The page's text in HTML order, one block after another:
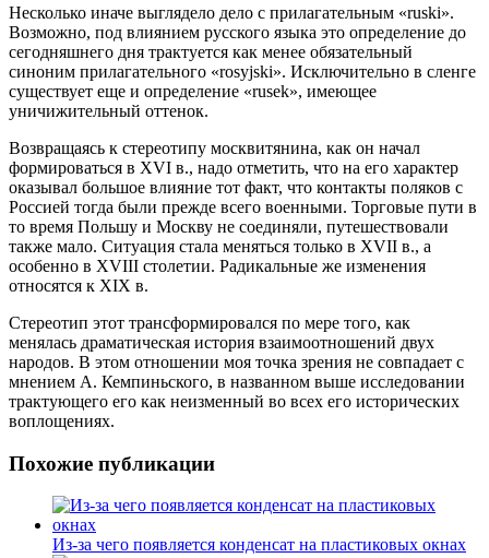
Несколько иначе выглядело дело с прилагательным «ruski».
Возможно, под влиянием русского языка это определение до
сегодняшнего дня трактуется как менее обязательный
синоним прилагательного «rosyjski». Исключительно в сленге
существует еще и определение «rusek», имеющее
уничижительный оттенок.
Возвращаясь к стереотипу москвитянина, как он начал
формироваться в XVI в., надо отметить, что на его характер
оказывал большое влияние тот факт, что контакты поляков с
Россией тогда были прежде всего военными. Торговые пути в
то время Польшу и Москву не соединяли, путешествовали
также мало. Ситуация стала меняться только в XVII в., а
особенно в XVIII столетии. Радикальные же изменения
относятся к XIX в.
Стереотип этот трансформировался по мере того, как
менялась драматическая история взаимоотношений двух
народов. В этом отношении моя точка зрения не совпадает с
мнением А. Кемпиньского, в названном выше исследовании
трактующего его как неизменный во всех его исторических
воплощениях.
Похожие публикации
Из-за чего появляется конденсат на пластиковых окнах